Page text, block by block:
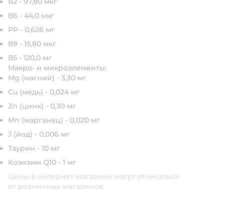
В6 - 44,0 мкг
РР - 0,626 мг
В9 - 15,80 мкг
В5 - 120,0 мг
Макро- и микроэлементы:
Mg (магний) - 3,30 мг
Cu (медь) - 0,024 мг
Zn (цинк) - 0,30 мг
Mn (марганец) - 0,020 мг
J (йод) - 0,006 мг
Таурин - 10 мг
Коэнзим Q10 - 1 мг
Цены в интернет-магазине могут отличаться
от розничных магазинов.